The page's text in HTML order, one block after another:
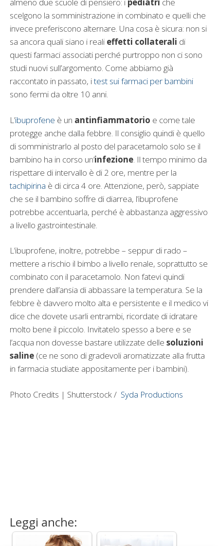
almeno due scuole di pensiero: i pediatri che
scelgono la somministrazione in combinato e quelli che
invece preferiscono alternare. Una cosa è sicura: non si
sa ancora quali siano i reali effetti collaterali di
questi farmaci associati perché purtroppo non ci sono
studi nuovi sull’argomento. Come abbiamo già
raccontato in passato, itest sui farmaci per bambini
sono fermi da oltre 10 anni.
L’ibuprofene è un antinfiammatorio e come tale
protegge anche dalla febbre. Il consiglio quindi è quello
di somministrarlo al posto del paracetamolo solo se il
bambino ha in corso un’infezione. Il tempo minimo da
rispettare di intervallo è di 2 ore, mentre per la
tachipirina è di circa 4 ore. Attenzione, però, sappiate
che se il bambino soffre di diarrea, l’ibuprofene
potrebbe accentuarla, perché è abbastanza aggressivo
a livello gastrointestinale.
L’ibuprofene, inoltre, potrebbe – seppur di rado –
mettere a rischio il bimbo a livello renale, soprattutto se
combinato con il paracetamolo. Non fatevi quindi
prendere dall’ansia di abbassare la temperatura. Se la
febbre è davvero molto alta e persistente e il medico vi
dice che dovete usarli entrambi, ricordate di idratare
molto bene il piccolo. Invitatelo spesso a bere e se
l’acqua non dovesse bastare utilizzate delle soluzioni
saline (ce ne sono di gradevoli aromatizzate alla frutta
in farmacia studiate appositamente per i bambini).
Photo Credits | Shutterstock / Syda Productions
Leggi anche: